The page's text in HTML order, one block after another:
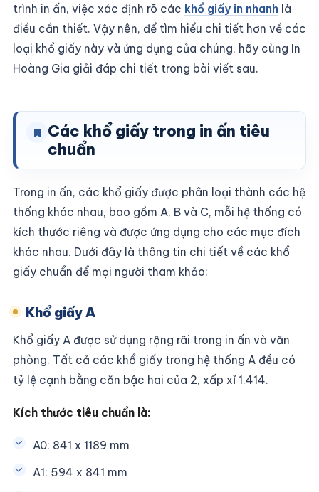
trình in ấn, việc xác định rõ các khổ giấy in nhanh là
điều cần thiết. Vậy nên, để tìm hiểu chi tiết hơn về các
loại khổ giấy này và ứng dụng của chúng, hãy cùng In
Hoàng Gia giải đáp chi tiết trong bài viết sau.
Các khổ giấy trong in ấn tiêu
chuẩn
Trong in ấn, các khổ giấy được phân loại thành các hệ
thống khác nhau, bao gồm A, B và C, mỗi hệ thống có
kích thước riêng và được ứng dụng cho các mục đích
khác nhau. Dưới đây là thông tin chi tiết về các khổ
giấy chuẩn để mọi người tham khảo:
Khổ giấy A
Khổ giấy A được sử dụng rộng rãi trong in ấn và văn
phòng. Tất cả các khổ giấy trong hệ thống A đều có
tỷ lệ cạnh bằng căn bậc hai của 2, xấp xỉ 1.414.
Kích thước tiêu chuẩn là:
A0: 841 x 1189 mm
A1: 594 x 841 mm